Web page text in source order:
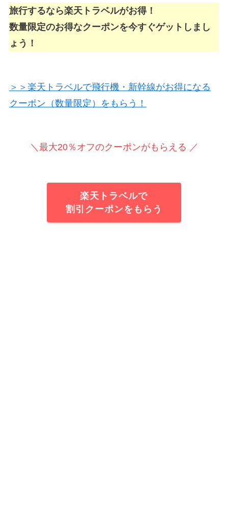
旅行するなら楽天トラベルがお得！
数量限定のお得なクーポンを今すぐゲットしまし
ょう！
＞＞楽天トラベルで飛行機・新幹線がお得になる
クーポン（数量限定）をもらう！
＼最大20％オフのクーポンがもらえる ／
楽天トラベルで
割引クーポンをもらう